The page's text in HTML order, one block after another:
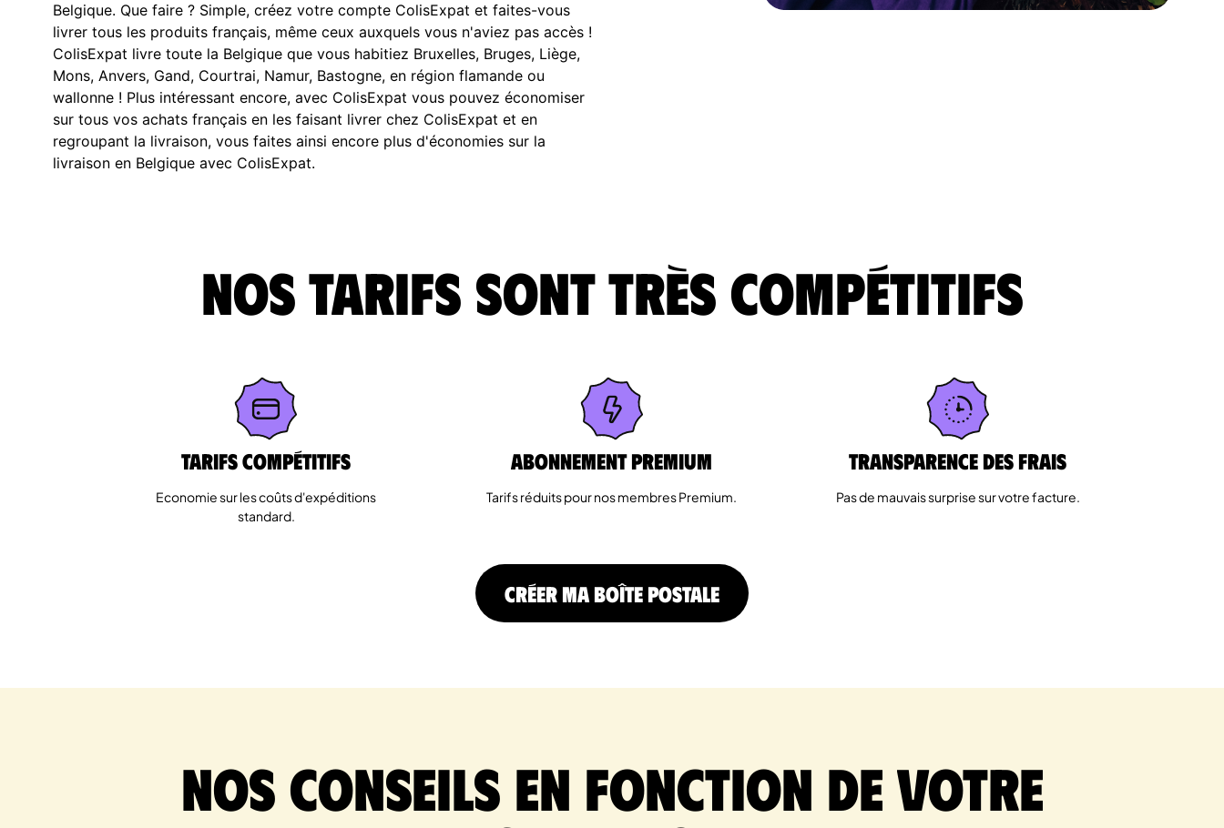
Belgique. Que faire ? Simple, créez votre compte ColisExpat et faites-vous
livrer tous les produits français, même ceux auxquels vous n'aviez pas accès !
ColisExpat livre toute la Belgique que vous habitiez Bruxelles, Bruges, Liège,
Mons, Anvers, Gand, Courtrai, Namur, Bastogne, en région flamande ou
wallonne ! Plus intéressant encore, avec ColisExpat vous pouvez économiser
sur tous vos achats français en les faisant livrer chez ColisExpat et en
regroupant la livraison, vous faites ainsi encore plus d'économies sur la
livraison en Belgique avec ColisExpat.
Nos tarifs sont très compétitifs
Tarifs Compétitifs
Economie sur les coûts d'expéditions
standard.
Abonnement Premium
Tarifs réduits pour nos membres Premium.
Transparence des Frais
Pas de mauvais surprise sur votre facture.
CRÉER MA BOÎTE POSTALE
Nos conseils en fonction de votre